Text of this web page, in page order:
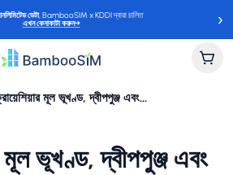
ডেটা, BambooSIM x KDDI দ্বারা চালিত
এখন কেনাকাটা করুন→ ›
ক্রোয়েশিয়ার মূল ভূখণ্ড, দ্বীপপুঞ্জ এবং ফেরিঘাটের জন্য eSIM নির্দেশিকা
মূল ভূখণ্ড, দ্বীপপুঞ্জ এবং